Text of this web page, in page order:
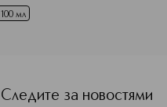
100 мл
Следите за новостями